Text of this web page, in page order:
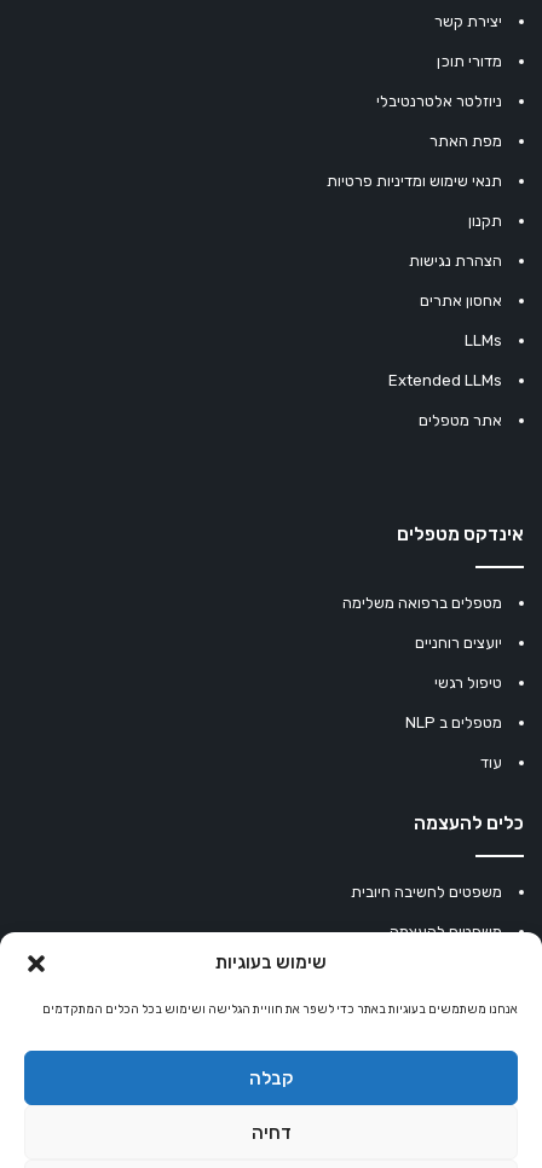
שימוש בעוגיות
אנחנו משתמשים בעוגיות באתר כדי לשפר את חוויית הגלישה ושימוש בכל הכלים המתקדמים
קבלה
דחיה
יצירת קשר
מדורי תוכן
ניוזלטר אלטרנטיבלי
מפת האתר
תנאי שימוש ומדיניות פרטיות
תקנון
הצהרת נגישות
אחסון אתרים
LLMs
Extended LLMs
אתר מטפלים
אינדקס מטפלים
מטפלים ברפואה משלימה
יועצים רוחניים
טיפול רגשי
מטפלים ב NLP
עוד
כלים להעצמה
משפטים לחשיבה חיובית
משפטים להעצמה
מחשבון נומרולוגיה
קריסטלים למזלות